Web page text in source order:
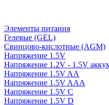
Элементы питания
Гелевые (GEL)
Свинцово-кислотные (AGM)
Напряжение 1.5V
Напряжение 1.2V - 1.5V
Напряжение 1.5V AA
Напряжение 1.5V AAA
Напряжение 1.5V C
Напряжение 1.5V D